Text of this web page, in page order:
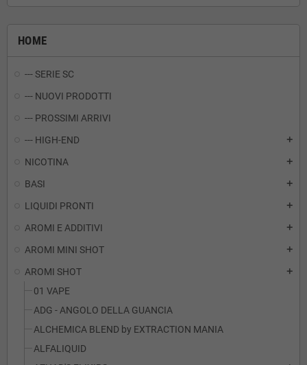
HOME
--- SERIE SC
--- NUOVI PRODOTTI
--- PROSSIMI ARRIVI
--- HIGH-END
add
NICOTINA add
BASI add
LIQUIDI PRONTI add
AROMI E ADDITIVI add
AROMI MINI SHOT add
AROMI SHOT add
01 VAPE
ADG - ANGOLO DELLA GUANCIA
ALCHEMICA BLEND by EXTRACTION MANIA
ALFALIQUID